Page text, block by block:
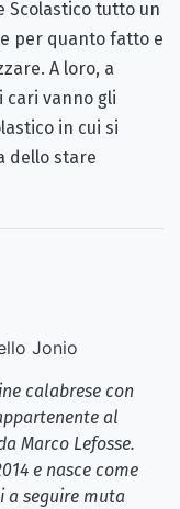
Scolastico tutto un
per quanto fatto e
A loro, a
cari vanno gli
in cui si
dello stare
Jonio
calabrese con
al
Marco Lefosse.
e nasce come
a seguire muta